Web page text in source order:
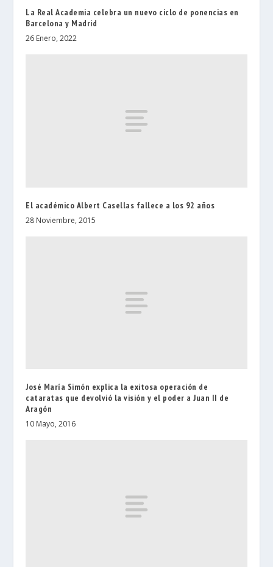
La Real Academia celebra un nuevo ciclo de ponencias en
Barcelona y Madrid
26 Enero, 2022
El académico Albert Casellas fallece a los 92 años
28 Noviembre, 2015
José María Simón explica la exitosa operación de
cataratas que devolvió la visión y el poder a Juan II de
Aragón
10 Mayo, 2016